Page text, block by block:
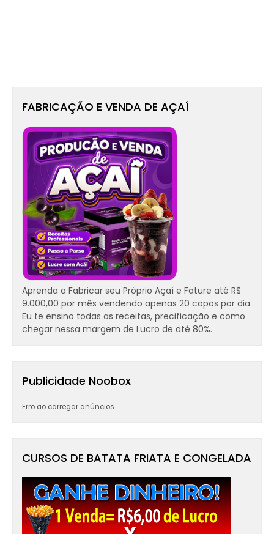
FABRICAÇÃO E VENDA DE AÇAÍ
Aprenda a Fabricar seu Próprio Açaí e Fature até R$
9.000,00 por mês vendendo apenas 20 copos por dia.
Eu te ensino todas as receitas, precificação e como
chegar nessa margem de Lucro de até 80%.
Publicidade Noobox
Erro ao carregar anúncios
CURSOS DE BATATA FRIATA E CONGELADA